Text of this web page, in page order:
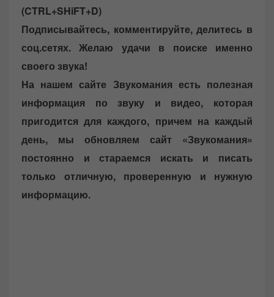
(CTRL+SHiFT+D)
Подписывайтесь, комментируйте, делитесь в
соц.сетях. Желаю удачи в поиске именно
своего звука!
На нашем сайте Звукомания есть полезная
информация по звуку и видео, которая
пригодится для каждого, причем на каждый
день, мы обновляем сайт «Звукомания»
постоянно и стараемся искать и писать
только отличную, проверенную и нужную
информацию.